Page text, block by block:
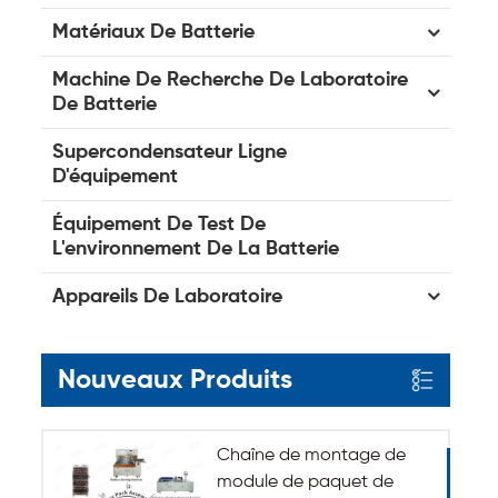
Matériaux De Batterie
Machine De Recherche De Laboratoire
De Batterie
Supercondensateur Ligne
D'équipement
Équipement De Test De
L'environnement De La Batterie
Appareils De Laboratoire
Nouveaux Produits
Chaîne de montage de
module de paquet de